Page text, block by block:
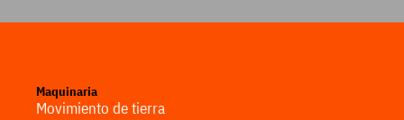
Maquinaria
Movimiento de tierra